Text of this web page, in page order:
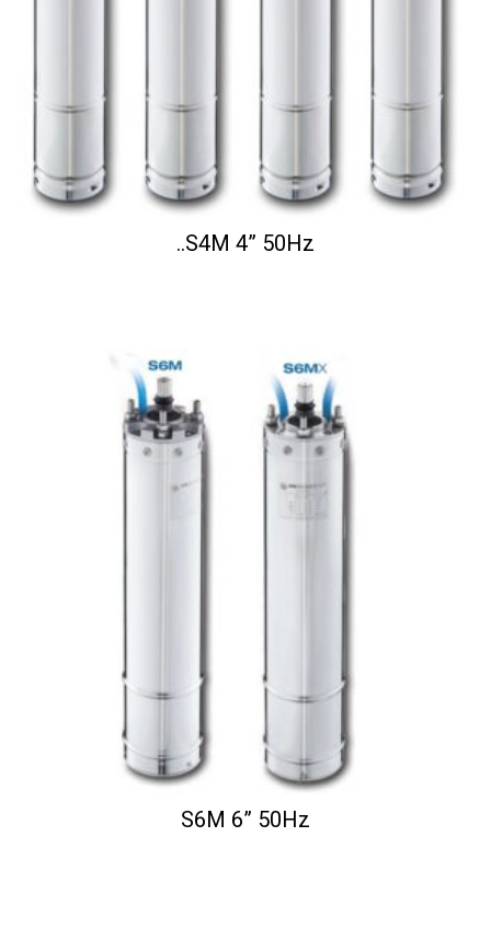
..S4M 4” 50Hz
S6M 6” 50Hz